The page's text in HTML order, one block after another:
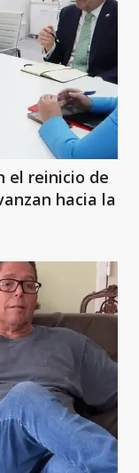
el reinicio de
hacia la